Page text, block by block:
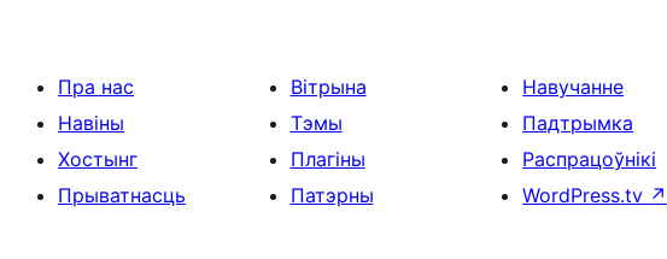
Пра нас
Навіны
Хостынг
Прыватнасць
Вітрына
Тэмы
Плагіны
Патэрны
Навучанне
Падтрымка
Распрацоўнікі
WordPress.tv ↗